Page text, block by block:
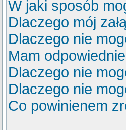
W jaki sposób
Dlaczego mój
Dlaczego nie
Mam
Dlaczego nie
Dlaczego nie
Co powinienem